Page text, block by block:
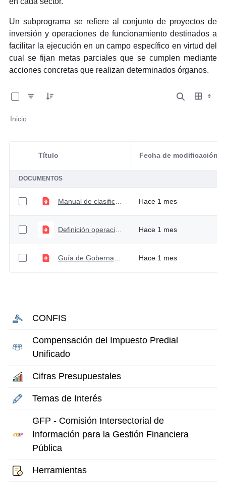
Un subprograma se refiere al conjunto de proyectos de
inversión y operaciones de funcionamiento destinados a
facilitar la ejecución en un campo específico en virtud del
cual se fijan metas parciales que se cumplen mediante
acciones concretas que realizan determinados órganos.
Inicio
Selección del elemento
Título Fecha de modificación
DOCUMENTOS
Manual de clasificación programática Hace 1 mes
Definición operaciones de funcionamiento Hace 1 mes
Hace 1 mes
CONFIS
Compensación del Impuesto Predial
Unificado
Cifras Presupuestales
Temas de Interés
GFP - Comisión Intersectorial de
Información para la Gestión Financiera
Pública
Herramientas